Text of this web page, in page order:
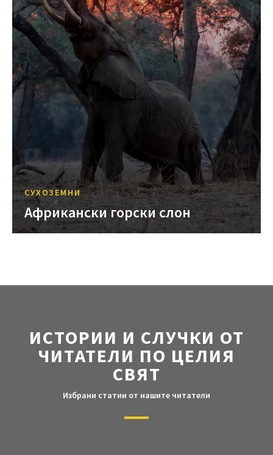
СУХОЗЕМНИ
Африкански горски слон
ИСТОРИИ И СЛУЧКИ ОТ
ЧИТАТЕЛИ ПО ЦЕЛИЯ
СВЯТ
Избрани статии от нашите читатели